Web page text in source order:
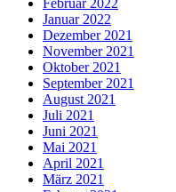
Januar 2022
Dezember 2021
November 2021
Oktober 2021
September 2021
August 2021
Juli 2021
Juni 2021
Mai 2021
April 2021
März 2021